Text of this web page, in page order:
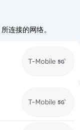
连接的网络。
T-Mobile
T-Mobile